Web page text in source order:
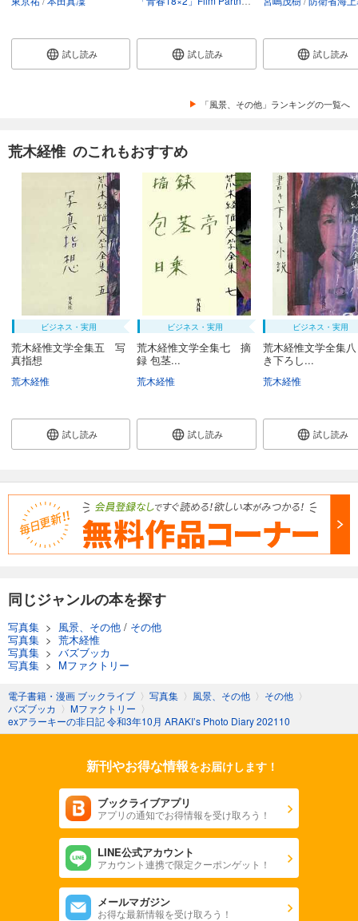
試し読み 試し読み 試し読み
「風景、その他」ランキングの一覧へ
荒木経惟 のこれもおすすめ
ビジネス・実用
荒木経惟文学全集五 写
真指想
荒木経惟
試し読み
ビジネス・実用
荒木経惟文学全集七 摘
録 包茎...
荒木経惟
試し読み
ビジネス・実用
荒木経惟文学全集
き下ろし...
荒木経惟
試し読み
同じジャンルの本を探す
写真集 > 風景、その他 / その他
写真集 > 荒木経惟
写真集 > バズブッカ
写真集 > Mファクトリー
電子書籍・漫画 ブックライブ 〉 写真集 〉 風景、その他 〉 その他 〉
バズブッカ 〉 Mファクトリー 〉
exアラーキーの非日記 令和3年10月 ARAKI’s Photo Diary 202110
新刊やお得な情報をお届けします！
ブックライブアプリ
アプリの通知でお得情報を受け取ろう！
LINE公式アカウント
アカウント連携で限定クーポンゲット！
メールマガジン
お得な最新情報を受け取ろう！